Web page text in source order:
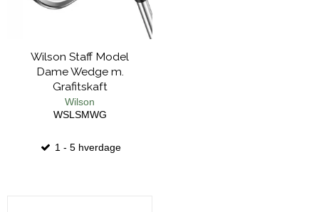
Wilson Staff Model
Dame Wedge m.
Grafitskaft
Wilson
WSLSMWG
1 - 5 hverdage